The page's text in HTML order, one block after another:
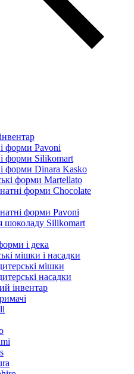
форми Pavoni
форми Silikomart
форми Dinara Kasko
форми Martellato
форми Chocolate
форми Pavoni
шоколаду Silikomart
і дека
мішки і насадки
мішки
насадки
інвентар